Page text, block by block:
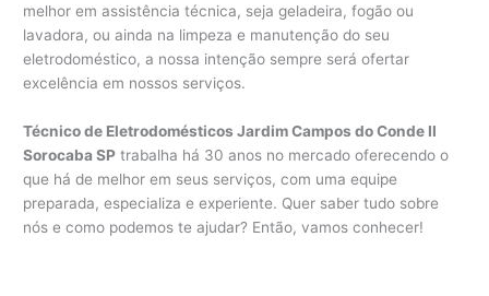
melhor em assistência técnica, seja geladeira, fogão ou
lavadora, ou ainda na limpeza e manutenção do seu
eletrodoméstico, a nossa intenção sempre será ofertar
excelência em nossos serviços.
Técnico de Eletrodomésticos Jardim Campos do Conde II
Sorocaba SP trabalha há 30 anos no mercado oferecendo o
que há de melhor em seus serviços, com uma equipe
preparada, especializa e experiente. Quer saber tudo sobre
nós e como podemos te ajudar? Então, vamos conhecer!